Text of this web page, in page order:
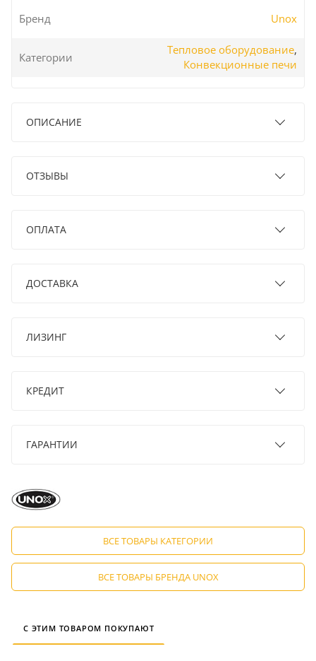
Бренд Unox
Категории
Тепловое оборудование,
Конвекционные печи
ОПИСАНИЕ
ОТЗЫВЫ
ОПЛАТА
ДОСТАВКА
ЛИЗИНГ
КРЕДИТ
ГАРАНТИИ
ВСЕ ТОВАРЫ КАТЕГОРИИ
ВСЕ ТОВАРЫ БРЕНДА UNOX
С ЭТИМ ТОВАРОМ ПОКУПАЮТ